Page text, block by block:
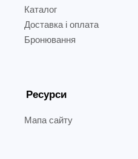
Каталог
Доставка і оплата
Бронювання
Ресурси
Мапа сайту